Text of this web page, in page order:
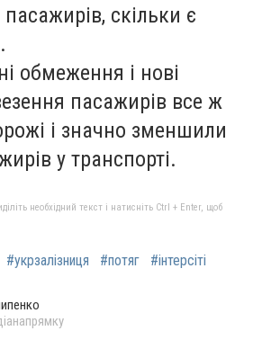
пасажирів, скільки є
обмеження і нові
пасажирів все ж
і значно зменшили
у транспорті.
необхідний текст і натисніть Ctrl + Enter, щоб
#укрзалізниця #потяг #інтерсіті